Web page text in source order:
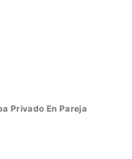
Privado En Pareja